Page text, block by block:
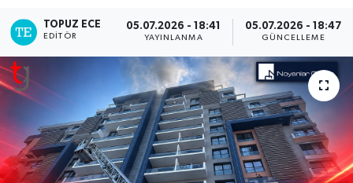
TOPUZ ECE
EDITÖR
05.07.2026 - 18:41
YAYINLANMA
05.07.2026 - 18:47
GÜNCELLEME